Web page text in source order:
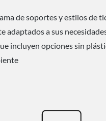
de soportes y estilos de
adaptados a sus
incluyen opciones sin